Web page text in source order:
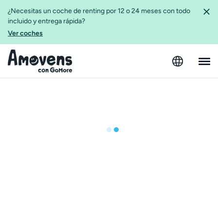
¿Necesitas un coche de renting por 12 o 24 meses con todo
incluido y entrega rápida?
Ver coches